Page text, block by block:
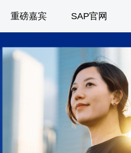
重磅嘉宾 SAP官网